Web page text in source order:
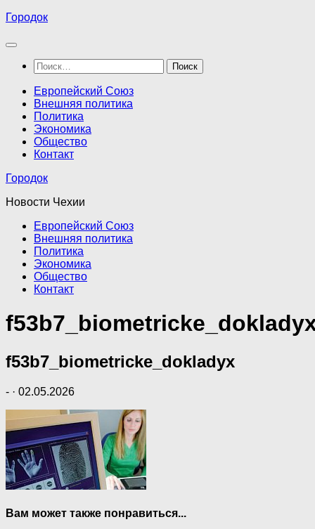
Перейти
содержимому
Городок
Найти:
Европейский Союз
Внешняя политика
Политика
Экономика
Общество
Контакт
Городок
Новости Чехии
Европейский Союз
Внешняя политика
Политика
Экономика
Общество
Контакт
f53b7_biometricke_dokladyx
- · 02.05.2026
Вам может также понравиться...